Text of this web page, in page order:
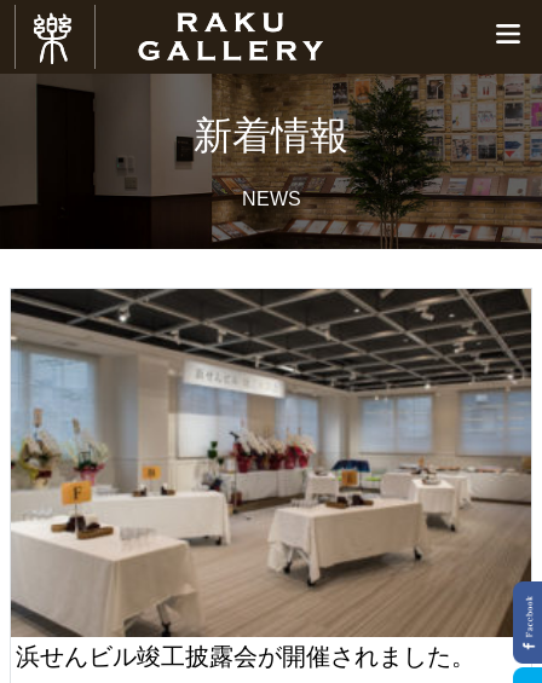
新着情報
NEWS
浜せんビル竣工披露会が開催されました。